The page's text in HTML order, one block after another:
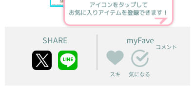
アイコンをタップして
お気に入りアイテムを登録できます！
SHARE myFave
スキ 気になる
コメント